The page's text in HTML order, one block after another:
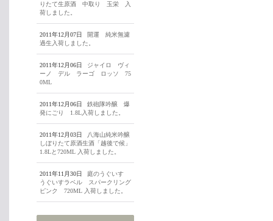
りたて生原酒 中取り 玉栄 入
荷しました。
2011年12月07日
開運 純米無濾
過生入荷しました。
2011年12月06日
ジャイロ ヴィ
ーノ デル ラーゴ ロッソ 75
0ML
2011年12月06日
鉄砲隊吟醸 爆
発にごり 1.8L入荷しました。
2011年12月03日
八海山純米吟醸
しぼりたて原酒生酒「越後で候」
1.8Lと720ML 入荷しました。
2011年11月30日
庭のうぐいす
うぐいすラベル スパークリング
ピンク 720ML 入荷しました。